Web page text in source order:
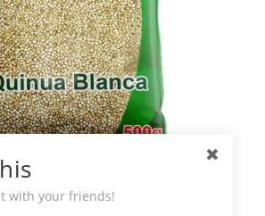
Quinua Blanca
with your friends!